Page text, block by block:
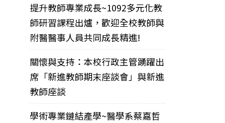
提升教師專業成長~1092多元化教
師研習課程出爐，歡迎全校教師與
附醫醫事人員共同成長精進!
關懷與支持：本校行政主管踴躍出
席「新進教師期末座談會」與新進
教師座談
學術專業鏈結產學~醫學系蔡嘉哲